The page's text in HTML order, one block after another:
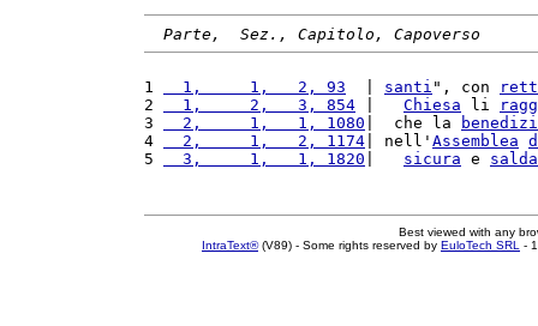
Parte,  Sez., Capitolo, Capoverso
1
  1,     1,   2, 93
santi ", con
2
  1,     2,   3, 854
Chiesa li
3
  2,     1,   1, 1080
|  che la
4
  2,     1,   2, 1174
| nell' Assemblea
5
  3,     1,   1, 1820
sicura e salda
Best viewed with any
IntraText®(V89) - Some rights reserved by EuloTech SRL -